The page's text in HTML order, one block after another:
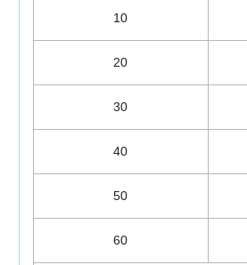
10
20
30
40
50
60